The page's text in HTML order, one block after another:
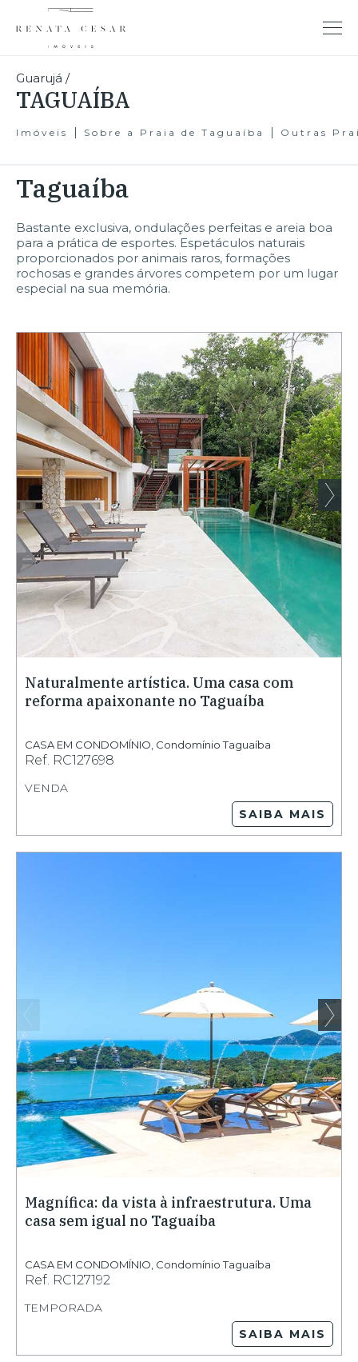
Guarujá /
TAGUAÍBA
Imóveis Sobre a Praia de Taguaíba Outras
Taguaíba
Bastante exclusiva, ondulações perfeitas e areia boa
para a prática de esportes. Espetáculos naturais
proporcionados por animais raros, formações
rochosas e grandes árvores competem por um lugar
especial na sua memória.
Naturalmente artística. Uma casa com
reforma apaixonante no Taguaíba
CASA EM CONDOMÍNIO Condomínio Taguaíba
Ref. RC127698
VENDA
SAIBA MAIS
Magnífica: da vista à infraestrutura. Uma
casa sem igual no Taguaíba
CASA EM CONDOMÍNIO Condomínio Taguaíba
Ref. RC127192
TEMPORADA
SAIBA MAIS